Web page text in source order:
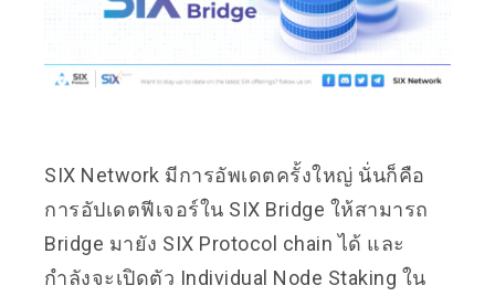
SIX Network มีการอัพเดตครั้งใหญ่ นั่นก็คือ
การอัปเดตฟีเจอร์ใน SIX Bridge ให้สามารถ
Bridge มายัง SIX Protocol chain ได้ และ
กำลังจะเปิดตัว Individual Node Staking ใน